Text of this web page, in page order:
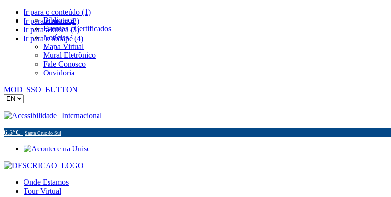
Ir para o conteúdo (1)
Ir para o menu (2)
Ir para a busca (3)
Ir para o rodapé (4)
Biblioteca
Eventos / Certificados
Notícias
Mapa Virtual
Mural Eletrônico
Fale Conosco
Ouvidoria
MOD_SSO_BUTTON
Acessibilidade Internacional
6.5°C Santa Cruz do Sul
Onde Estamos
Tour Virtual